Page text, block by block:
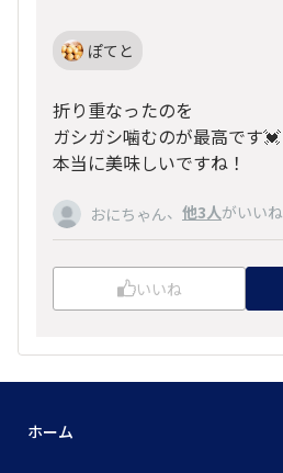
ぽてと
折り重なったのを
ガシガシ噛むのが最高です💓
本当に美味しいですね！
おにちゃん、 他3人がいいね
いいね
ホーム